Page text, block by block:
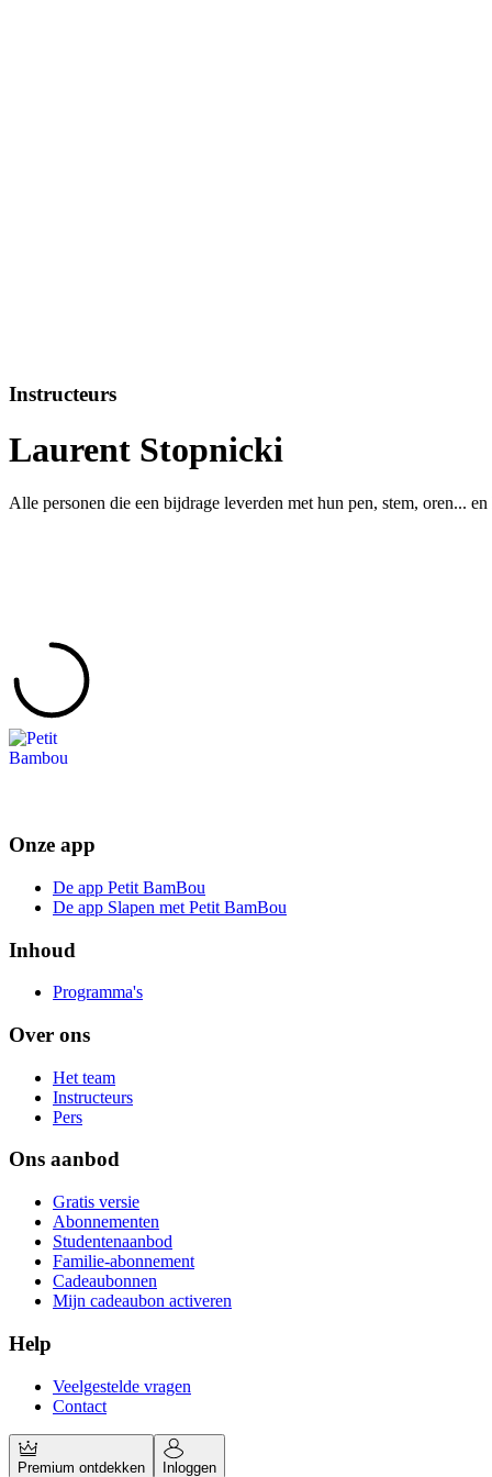
Instructeurs
Laurent Stopnicki
Alle personen die een bijdrage leverden met hun pen, stem, oren... en
Onze app
De app Petit BamBou
De app Slapen met Petit BamBou
Inhoud
Programma's
Over ons
Het team
Instructeurs
Pers
Ons aanbod
Gratis versie
Abonnementen
Studentenaanbod
Familie-abonnement
Cadeaubonnen
Mijn cadeaubon activeren
Help
Veelgestelde vragen
Contact
Premium ontdekken Inloggen